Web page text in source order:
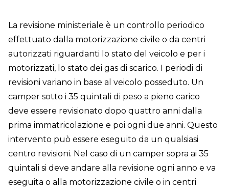
La revisione ministeriale è un controllo periodico
effettuato dalla motorizzazione civile o da centri
autorizzati riguardanti lo stato del veicolo e per i
motorizzati, lo stato dei gas di scarico. I periodi di
revisioni variano in base al veicolo posseduto. Un
camper sotto i 35 quintali di peso a pieno carico
deve essere revisionato dopo quattro anni dalla
prima immatricolazione e poi ogni due anni. Questo
intervento può essere eseguito da un qualsiasi
centro revisioni. Nel caso di un camper sopra ai 35
quintali si deve andare alla revisione ogni anno e va
eseguita o alla motorizzazione civile o in centri